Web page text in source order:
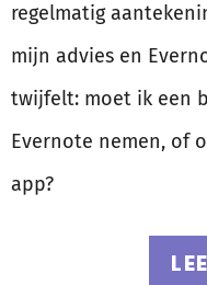
regelmatig
mijn advies en
twijfelt: moet ik een
Evernote nemen, of
app?